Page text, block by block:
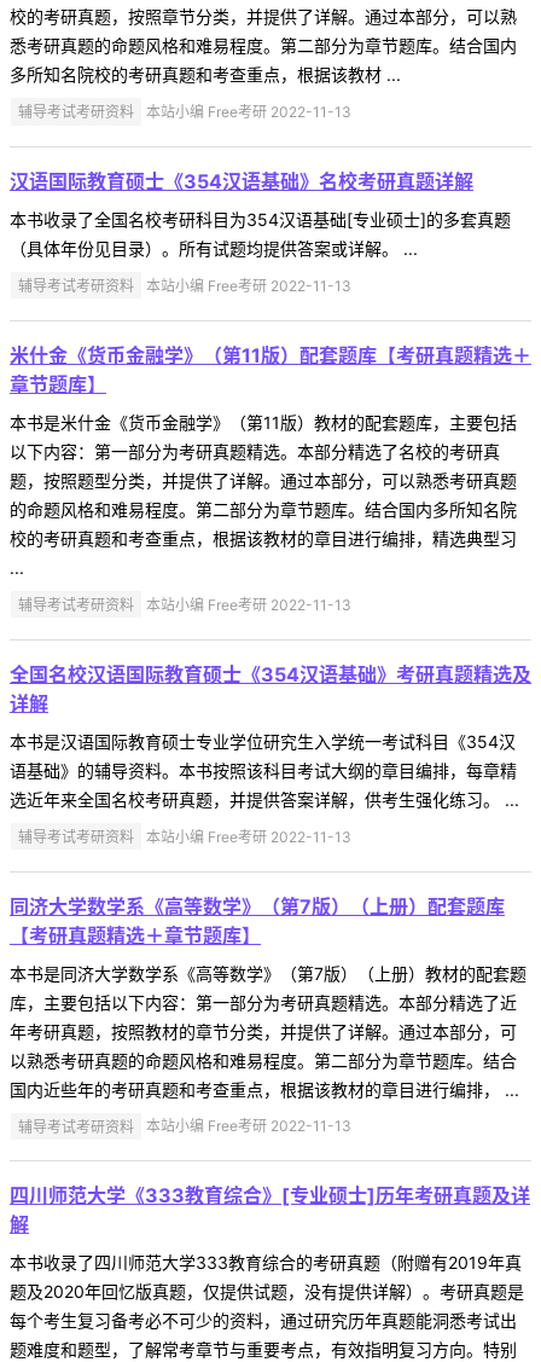
校的考研真题，按照章节分类，并提供了详解。通过本部分，可以熟
悉考研真题的命题风格和难易程度。第二部分为章节题库。结合国内
多所知名院校的考研真题和考查重点，根据该教材 ...
辅导考试考研资料 本站小编 Free考研 2022-11-13
汉语国际教育硕士《354汉语基础》名校考研真题详解
本书收录了全国名校考研科目为354汉语基础[专业硕士]的多套真题
（具体年份见目录）。所有试题均提供答案或详解。 ...
辅导考试考研资料 本站小编 Free考研 2022-11-13
米什金《货币金融学》（第11版）配套题库【考研真题精选＋
章节题库】
本书是米什金《货币金融学》（第11版）教材的配套题库，主要包括
以下内容：第一部分为考研真题精选。本部分精选了名校的考研真
题，按照题型分类，并提供了详解。通过本部分，可以熟悉考研真题
的命题风格和难易程度。第二部分为章节题库。结合国内多所知名院
校的考研真题和考查重点，根据该教材的章目进行编排，精选典型习
...
辅导考试考研资料 本站小编 Free考研 2022-11-13
全国名校汉语国际教育硕士《354汉语基础》考研真题精选及
详解
本书是汉语国际教育硕士专业学位研究生入学统一考试科目《354汉
语基础》的辅导资料。本书按照该科目考试大纲的章目编排，每章精
选近年来全国名校考研真题，并提供答案详解，供考生强化练习。 ...
辅导考试考研资料 本站小编 Free考研 2022-11-13
同济大学数学系《高等数学》（第7版）（上册）配套题库
【考研真题精选＋章节题库】
本书是同济大学数学系《高等数学》（第7版）（上册）教材的配套题
库，主要包括以下内容：第一部分为考研真题精选。本部分精选了近
年考研真题，按照教材的章节分类，并提供了详解。通过本部分，可
以熟悉考研真题的命题风格和难易程度。第二部分为章节题库。结合
国内近些年的考研真题和考查重点，根据该教材的章目进行编排， ...
辅导考试考研资料 本站小编 Free考研 2022-11-13
四川师范大学《333教育综合》[专业硕士]历年考研真题及详
解
本书收录了四川师范大学333教育综合的考研真题（附赠有2019年真
题及2020年回忆版真题，仅提供试题，没有提供详解）。考研真题是
每个考生复习备考必不可少的资料，通过研究历年真题能洞悉考试出
题难度和题型，了解常考章节与重要考点，有效指明复习方向。特别